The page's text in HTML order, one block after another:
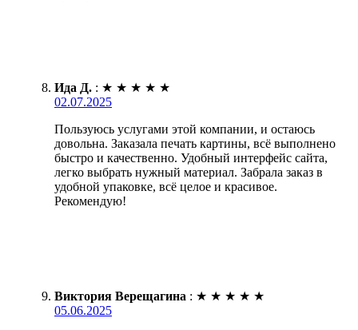
Ида Д. : ★ ★ ★ ★ ★
02.07.2025
Пользуюсь услугами этой компании, и остаюсь
довольна. Заказала печать картины, всё выполнено
быстро и качественно. Удобный интерфейс сайта,
легко выбрать нужный материал. Забрала заказ в
удобной упаковке, всё целое и красивое.
Рекомендую!
Виктория Верещагина : ★ ★ ★ ★ ★
05.06.2025